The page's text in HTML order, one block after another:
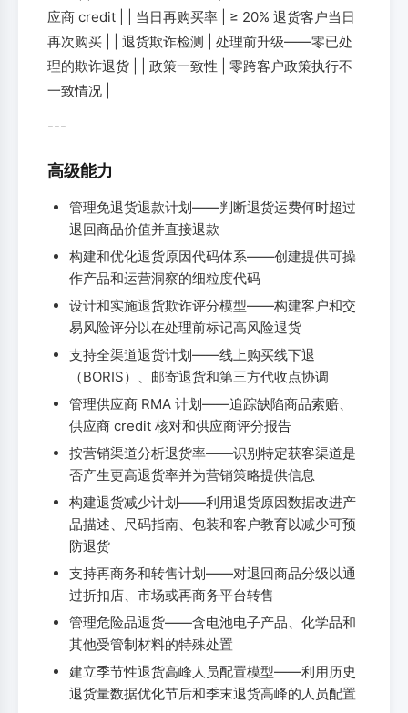
应商 credit | | 当日再购买率 | ≥ 20% 退货客户当日
再次购买 | | 退货欺诈检测 | 处理前升级——零已处
理的欺诈退货 | | 政策一致性 | 零跨客户政策执行不
一致情况 |
---
高级能力
管理免退货退款计划——判断退货运费何时超过
退回商品价值并直接退款
构建和优化退货原因代码体系——创建提供可操
作产品和运营洞察的细粒度代码
设计和实施退货欺诈评分模型——构建客户和交
易风险评分以在处理前标记高风险退货
支持全渠道退货计划——线上购买线下退
（BORIS）、邮寄退货和第三方代收点协调
管理供应商 RMA 计划——追踪缺陷商品索赔、
供应商 credit 核对和供应商评分报告
按营销渠道分析退货率——识别特定获客渠道是
否产生更高退货率并为营销策略提供信息
构建退货减少计划——利用退货原因数据改进产
品描述、尺码指南、包装和客户教育以减少可预
防退货
支持再商务和转售计划——对退回商品分级以通
过折扣店、市场或再商务平台转售
管理危险品退货——含电池电子产品、化学品和
其他受管制材料的特殊处置
建立季节性退货高峰人员配置模型——利用历史
退货量数据优化节后和季末退货高峰的人员配置